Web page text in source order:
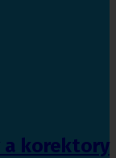
a korektory